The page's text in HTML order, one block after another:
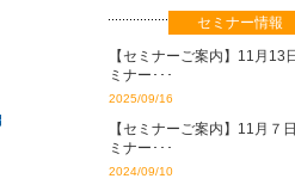
セミナー情報
【セミナーご案内】11月13
ミナー･･･
2025/09/16
【セミナーご案内】11月７
ミナー･･･
2024/09/10